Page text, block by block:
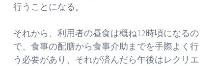
行うことになる。
それから、利用者の昼食は概ね12時頃になるの
で、食事の配膳から食事介助までを手際よく行
う必要があり、それが済んだら午後はレクリエ